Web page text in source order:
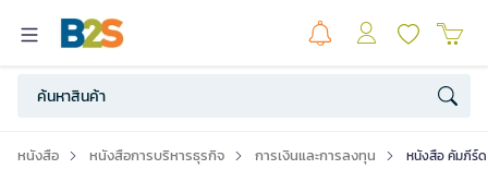
หนังสือ หนังสือการบริหารธุรกิจ การเงินและการลงทุน หนังสือ คัมภีร์ด